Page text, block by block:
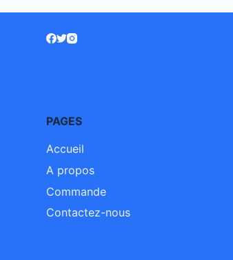
PAGES
Accueil
A propos
Commande
Contactez-nous